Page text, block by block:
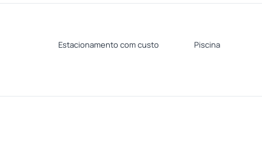
Estacionamento com custo Piscina